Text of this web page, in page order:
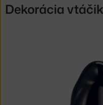
Dekorácia